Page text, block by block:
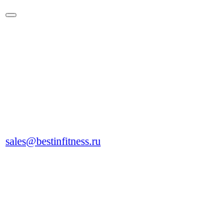
sales@bestinfitness.ru